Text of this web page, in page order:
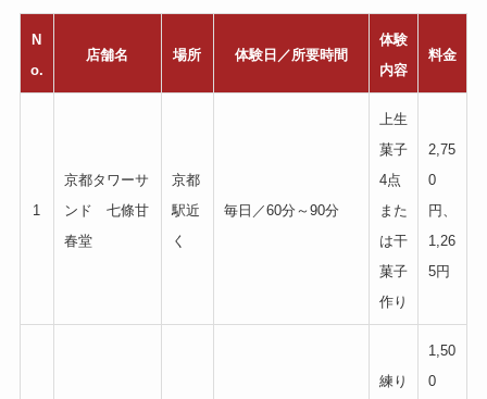
N
o.
店舗名 場所 体験日／所要時間
体験
内容
料金
1
京都タワーサ
ンド 七條甘
春堂
京都
駅近
く
毎日／60分～90分
上生
菓子
4点
また
は干
菓子
作り
2,75
0
円、
1,26
5円
練り
1,50
0